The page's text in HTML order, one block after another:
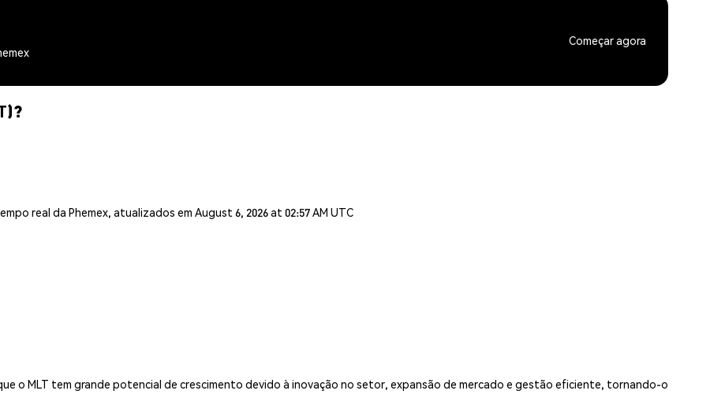
Começar agora
real da Phemex, atualizados em August 6, 2026 at 02:57 AM UTC
o MLT tem grande potencial de crescimento devido à inovação no setor, expansão de mercado e gestão eficiente, tornando-o